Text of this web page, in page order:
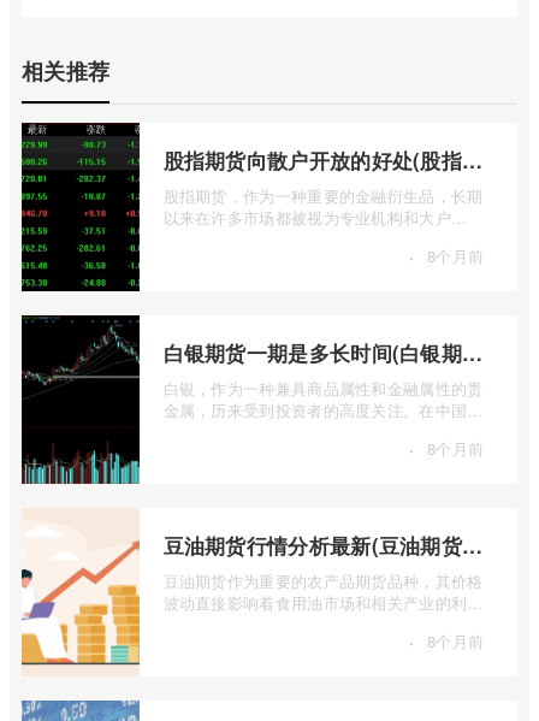
相关推荐
股指期货向散户开放的好处(股指期货对利空信息更加敏感吗)
股指期货，作为一种重要的金融衍生品，长期
以来在许多市场都被视为专业机构和大户
· 8个月前
白银期货一期是多长时间(白银期货涨幅一天最高多少)
白银，作为一种兼具商品属性和金融属性的贵
金属，历来受到投资者的高度关注。在中国市
· 8个月前
豆油期货行情分析最新(豆油期货行情实时行情)
豆油期货作为重要的农产品期货品种，其价格
波动直接影响着食用油市场和相关产业的利
· 8个月前